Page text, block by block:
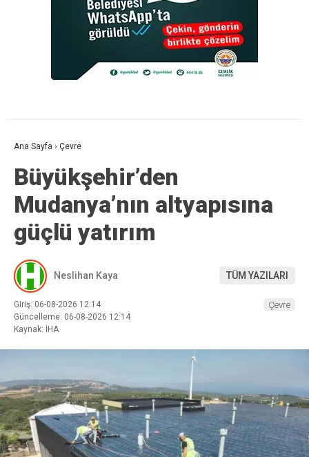
Ana Sayfa › Çevre
Büyükşehir’den
Mudanya’nın altyapısına
güçlü yatırım
Neslihan Kaya TÜM YAZILARI
Giriş: 06-08-2026 12:14
Güncelleme: 06-08-2026 12:14
Kaynak: İHA
Çevre